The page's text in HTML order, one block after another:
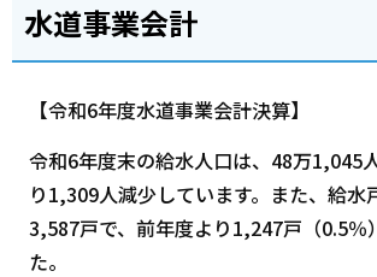
水道事業会計
【令和6年度水道事業会計決算】
令和6年度末の給水人口は、48万1,045
り1,309人減少しています。また、給水
3,587戸で、前年度より1,247戸（0.5％
た。